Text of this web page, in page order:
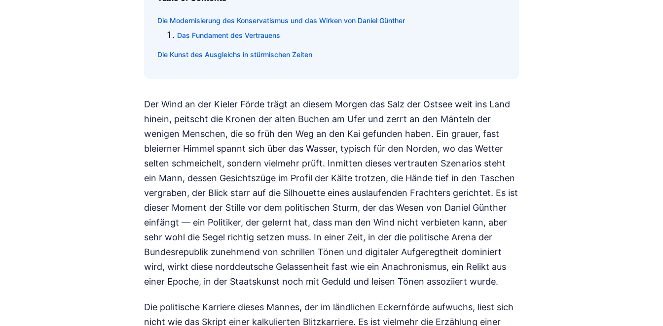
Die Modernisierung des Konservatismus und das Wirken von Daniel Günther
Das Fundament des Vertrauens
Die Kunst des Ausgleichs in stürmischen Zeiten
Der Wind an der Kieler Förde trägt an diesem Morgen das Salz der Ostsee weit ins Land
hinein, peitscht die Kronen der alten Buchen am Ufer und zerrt an den Mänteln der
wenigen Menschen, die so früh den Weg an den Kai gefunden haben. Ein grauer, fast
bleierner Himmel spannt sich über das Wasser, typisch für den Norden, wo das Wetter
selten schmeichelt, sondern vielmehr prüft. Inmitten dieses vertrauten Szenarios steht
ein Mann, dessen Gesichtszüge im Profil der Kälte trotzen, die Hände tief in den Taschen
vergraben, der Blick starr auf die Silhouette eines auslaufenden Frachters gerichtet. Es ist
dieser Moment der Stille vor dem politischen Sturm, der das Wesen von Daniel Günther
einfängt — ein Politiker, der gelernt hat, dass man den Wind nicht verbieten kann, aber
sehr wohl die Segel richtig setzen muss. In einer Zeit, in der die politische Arena der
Bundesrepublik zunehmend von schrillen Tönen und digitaler Aufgeregtheit dominiert
wird, wirkt diese norddeutsche Gelassenheit fast wie ein Anachronismus, ein Relikt aus
einer Epoche, in der Staatskunst noch mit Geduld und leisen Tönen assoziiert wurde.
Die politische Karriere dieses Mannes, der im ländlichen Eckernförde aufwuchs, liest sich
nicht wie das Skript einer kalkulierten Blitzkarriere. Es ist vielmehr die Erzählung einer